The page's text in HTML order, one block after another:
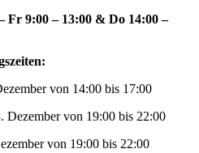
Fr 9:00 – 13:00 & Do 14:00 –
von 14:00 bis 17:00
Dezember von 19:00 bis 22:00
von 19:00 bis 22:00